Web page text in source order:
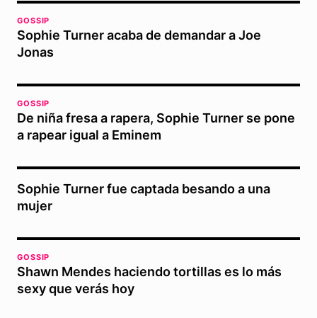
GOSSIP
Sophie Turner acaba de demandar a Joe
Jonas
GOSSIP
De niña fresa a rapera, Sophie Turner se pone
a rapear igual a Eminem
Sophie Turner fue captada besando a una
mujer
GOSSIP
Shawn Mendes haciendo tortillas es lo más
sexy que verás hoy